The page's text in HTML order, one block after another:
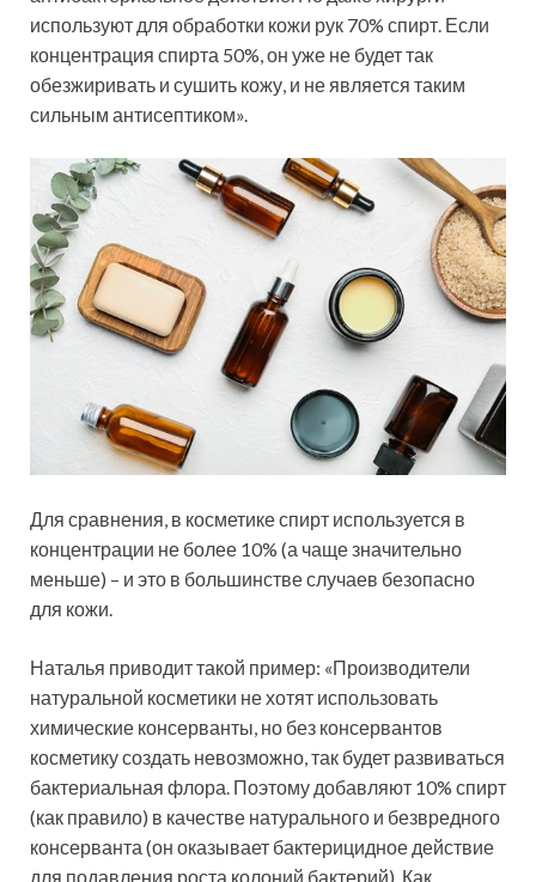
используют для обработки кожи рук 70% спирт. Если
концентрация спирта 50%, он уже не будет так
обезжиривать и сушить кожу, и не является таким
сильным антисептиком».
Для сравнения, в косметике спирт используется в
концентрации не более 10% (а чаще значительно
меньше) – и это в большинстве случаев безопасно
для кожи.
Наталья приводит такой пример: «Производители
натуральной косметики не хотят использовать
химические консерванты, но без консервантов
косметику создать невозможно, так будет развиваться
бактериальная флора. Поэтому добавляют 10% спирт
(как правило) в качестве натурального и безвредного
консерванта (он оказывает бактерицидное действие
для подавления роста колоний бактерий). Как